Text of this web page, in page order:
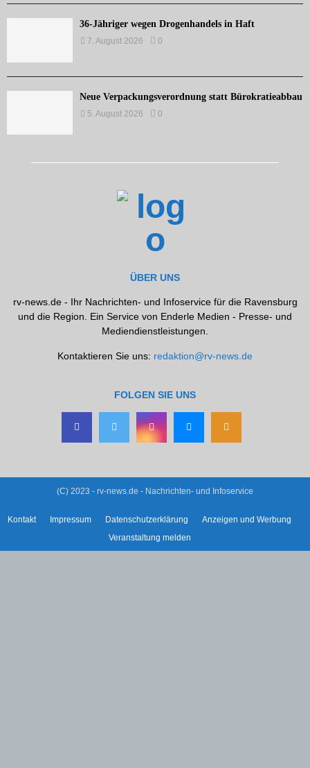
36-Jähriger wegen Drogenhandels in Haft
7. August 2026 0
Neue Verpackungsverordnung statt Bürokratieabbau
5. August 2026 0
ÜBER UNS
rv-news.de - Ihr Nachrichten- und Infoservice für die Ravensburg
und die Region. Ein Service von Enderle Medien - Presse- und
Mediendienstleistungen.
Kontaktieren Sie uns: redaktion@rv-news.de
FOLGEN SIE UNS
(C) 2023 - rv-news.de - Nachrichten- und Infoservice
Kontakt Impressum Datenschutzerklärung
Anzeigen und Werbung
Veranstaltung melden